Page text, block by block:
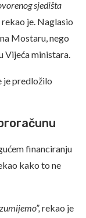
sjedišta
rekao je. Naglasio
Mostaru, nego
Vijeća ministara.
je predložilo
financiranju
kako to ne
rekao je